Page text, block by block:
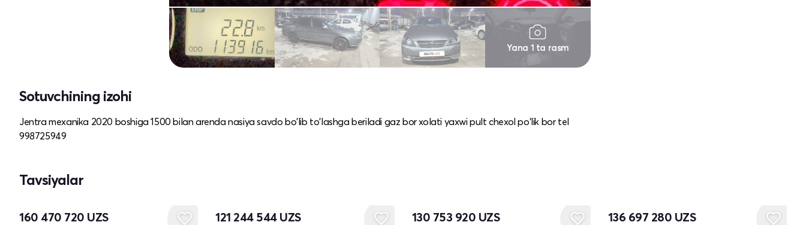
Yana 1 ta rasm
Sotuvchining izohi
Jentra mexanika 2020 boshiga 1500 bilan arenda nasiya savdo bo'lib to'lashga beriladi gaz bor xolati yaxwi pult chexol po'lik bor tel
998725949
Tavsiyalar
160 470 720 UZS 121 244 544 UZS 130 753 920 UZS 136 697 280 UZS